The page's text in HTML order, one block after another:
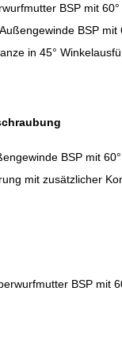
BSP mit 60°
BSP mit
in 45°
BSP mit
mit zusätzlicher
BSP mit